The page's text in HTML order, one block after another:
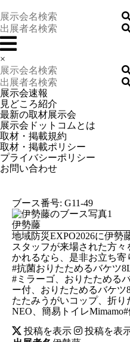
×
展示会速報
見どころ紹介
最新の取材展示会
展示会ドットコムとは
取材・掲載規約
取材・掲載ポリシー
プライバシーポリシー
お問い合わせ
ブース番号: G11-49
伊勢藤
地域防災EXPO2026に伊勢
スタッフが来場された方
かれるなら、是非お立ち寄
#抗菌おりたためるバケツ
#ミラーゴ、おりたためる
ー付、おりたためるバケツ
たたみうがいコップ、折
NEO、簡易トイレ
投稿を表示
投稿を表